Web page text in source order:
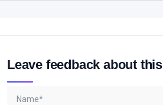
Leave feedback about this